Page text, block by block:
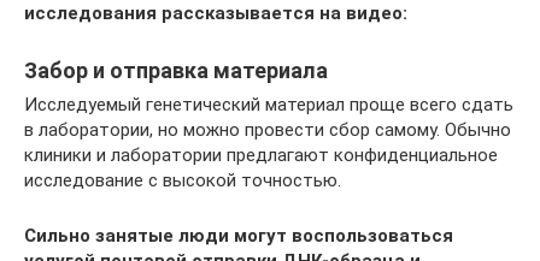
исследования рассказывается на видео:
Забор и отправка материала
Исследуемый генетический материал проще всего сдать
в лаборатории, но можно провести сбор самому. Обычно
клиники и лаборатории предлагают конфиденциальное
исследование с высокой точностью.
Сильно занятые люди могут воспользоваться